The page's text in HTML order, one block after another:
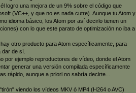
logro una mejora de un 9% sobre el código que
(VC++, y que no es nada cutre). Aunque tu Atom y
idioma básico, los Atom por así decirlo tienen un
con lo que este parato de optimización no iba a
otro producto para Atom específicamente, para
dar de sí.
por ejemplo reproductores de vídeo, donde el Atom
generar una versión compilada específicamente
rápido, aunque a priori no sabría decirte...
viendo los vídeos MKV ó MP4 (H264 o AVC)